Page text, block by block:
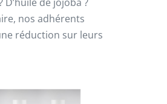
de jojoba ?
nos adhérents
réduction sur leurs